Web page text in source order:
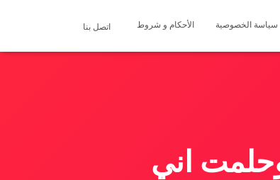
سياسة الخصوصية الأحكام و شروط اتصل بنا
اني